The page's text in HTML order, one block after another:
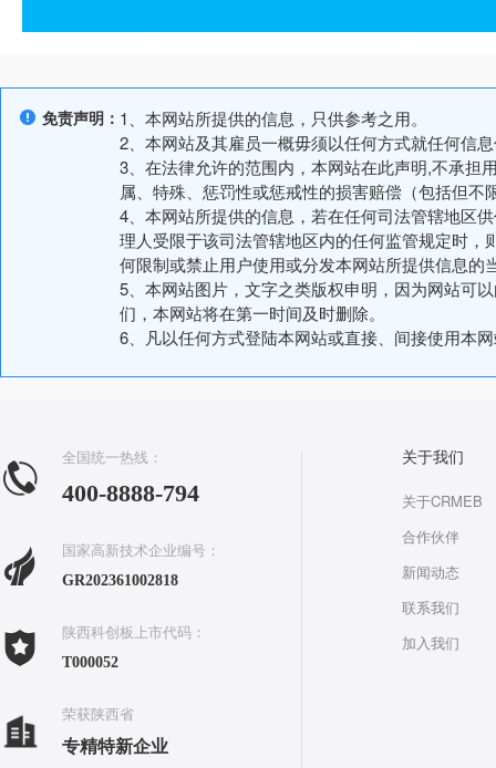
免责声明： 1、本网站所提供的信息，只供参考之用。
2、本网站及其雇员一概毋须以任何方式就任何信
3、在法律允许的范围内，本网站在此声明,不承担
属、特殊、惩罚性或惩戒性的损害赔偿（包括但
4、本网站所提供的信息，若在任何司法管辖地区
理人受限于该司法管辖地区内的任何监管规定时
何限制或禁止用户使用或分发本网站所提供信息的
5、本网站图片，文字之类版权申明，因为网站可
们，本网站将在第一时间及时删除。
6、凡以任何方式登陆本网站或直接、间接使用本
全国统一热线：
400-8888-794
国家高新技术企业编号：
GR202361002818
陕西科创板上市代码：
T000052
荣获陕西省
专精特新企业
关于我们
关于CRMEB
合作伙伴
新闻动态
联系我们
加入我们